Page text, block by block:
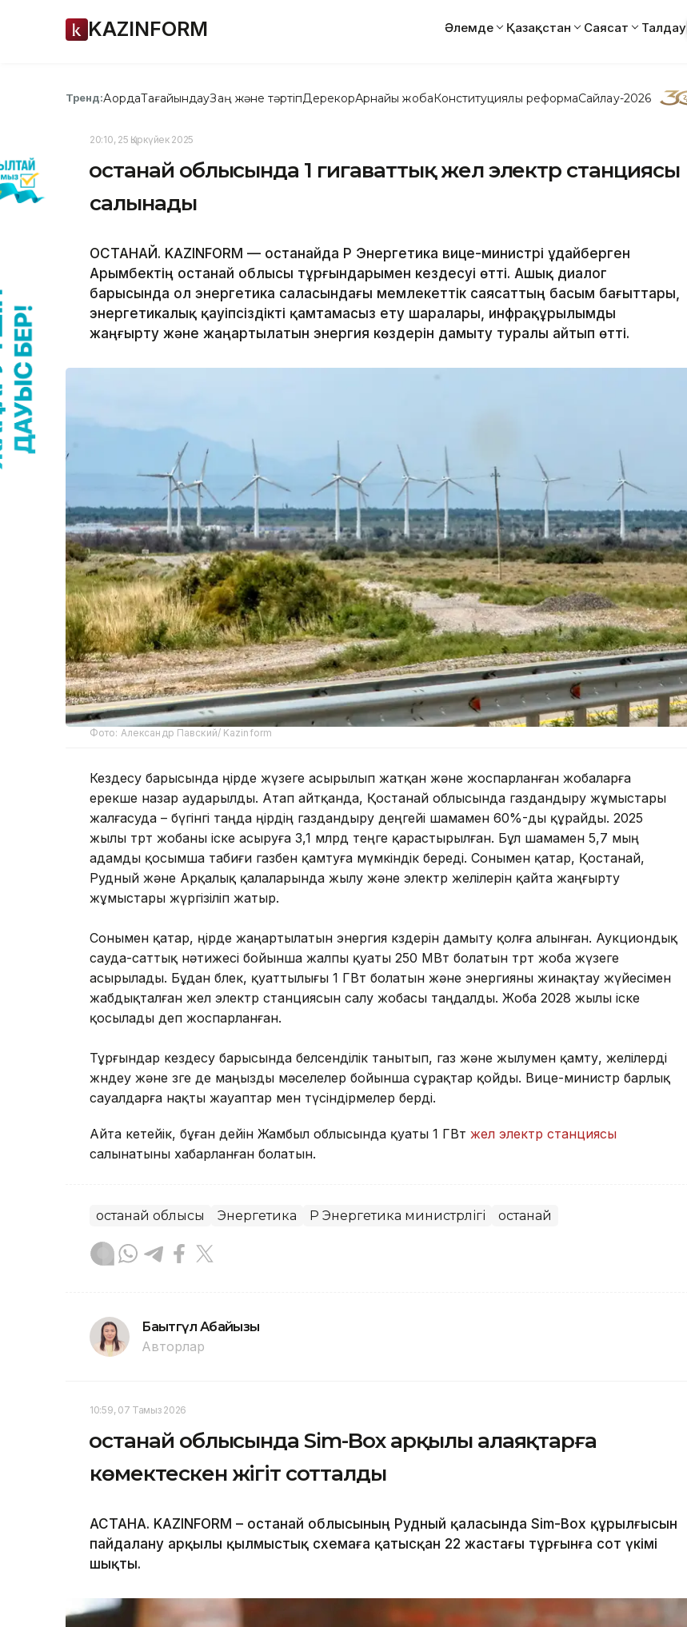
KAZINFORM Әлемде Қазақстан Саясат Талдау
Тренд:АқордаТағайындауЗаң және тәртіпДерекқорАрнайы жобаКонституциялық реформаСайлау-2026
20:10, 25 Қыркүйек 2025
Қостанай облысында 1 гигаваттық жел электр станциясы
салынады
ҚОСТАНАЙ. KAZINFORM — Қостанайда ҚР Энергетика вице-министрі Құдайберген
Арымбектің Қостанай облысы тұрғындарымен кездесуі өтті. Ашық диалог
барысында ол энергетика саласындағы мемлекеттік саясаттың басым бағыттары,
энергетикалық қауіпсіздікті қамтамасыз ету шаралары, инфрақұрылымды
жаңғырту және жаңартылатын энергия көздерін дамыту туралы айтып өтті.
Фото: Александр Павский/ Kazinform
Кездесу барысында өңірде жүзеге асырылып жатқан және жоспарланған жобаларға
ерекше назар аударылды. Атап айтқанда, Қостанай облысында газдандыру жұмыстары
жалғасуда – бүгінгі таңда өңірдің газдандыру деңгейі шамамен 60%-ды құрайды. 2025
жылы төрт жобаны іске асыруға 3,1 млрд теңге қарастырылған. Бұл шамамен 5,7 мың
адамды қосымша табиғи газбен қамтуға мүмкіндік береді. Сонымен қатар, Қостанай,
Рудный және Арқалық қалаларында жылу және электр желілерін қайта жаңғырту
жұмыстары жүргізіліп жатыр.
Сонымен қатар, өңірде жаңартылатын энергия көздерін дамыту қолға алынған. Аукциондық
сауда-саттық нәтижесі бойынша жалпы қуаты 250 МВт болатын төрт жоба жүзеге
асырылады. Бұдан бөлек, қуаттылығы 1 ГВт болатын және энергияны жинақтау жүйесімен
жабдықталған жел электр станциясын салу жобасы таңдалды. Жоба 2028 жылы іске
қосылады деп жоспарланған.
Тұрғындар кездесу барысында белсенділік танытып, газ және жылумен қамту, желілерді
жөндеу және өзге де маңызды мәселелер бойынша сұрақтар қойды. Вице-министр барлық
сауалдарға нақты жауаптар мен түсіндірмелер берді.
Айта кетейік, бұған дейін Жамбыл облысында қуаты 1 ГВт жел электр станциясы
салынатыны хабарланған болатын.
Қостанай облысы Энергетика ҚР Энергетика министрлігі Қостанай
Бақытгүл Абайқызы
Авторлар
10:59, 07 Тамыз 2026
Қостанай облысында Sim-Box арқылы алаяқтарға
көмектескен жігіт сотталды
АСТАНА. KAZINFORM – Қостанай облысының Рудный қаласында Sim-Box құрылғысын
пайдалану арқылы қылмыстық схемаға қатысқан 22 жастағы тұрғынға сот үкімі
шықты.